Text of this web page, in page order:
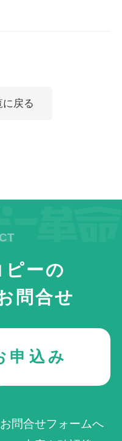
戻る
ピーの
問合せ
申込み
問合せフォームへ